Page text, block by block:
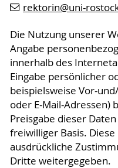
rektorin@uni-
Die Nutzung unserer
Angabe
innerhalb des
Eingabe persönlicher
beispielsweise Vor-
oder E-Mail-Adressen)
Preisgabe dieser
freiwilliger Basis.
ausdrückliche
Dritte weitergegeben.